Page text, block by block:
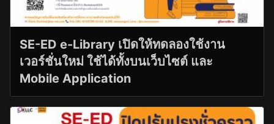
SE-ED e-Library เปิดให้ทดลองใช้งาน
เวอร์ชั่นใหม่ ใช้ได้ทั้งบนเว็บไซต์ และ
Mobile Application